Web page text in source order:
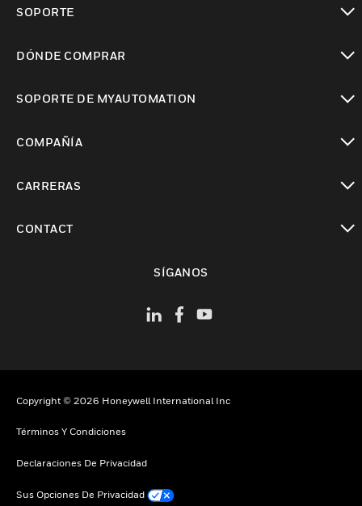
SOPORTE
DÓNDE COMPRAR
SOPORTE DE MYAUTOMATION
COMPAÑÍA
CARRERAS
CONTACT
SÍGANOS
Copyright © 2026 Honeywell International Inc
Términos Y Condiciones
Declaraciones De Privacidad
Sus Opciones De Privacidad